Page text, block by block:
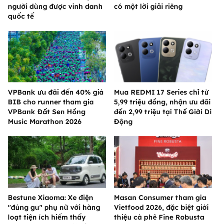
người dùng được vinh danh
quốc tế
có một lời giải riêng
VPBank ưu đãi đến 40% giá
BIB cho runner tham gia
VPBank Đất Sen Hồng
Music Marathon 2026
Mua REDMI 17 Series chỉ từ
5,99 triệu đồng, nhận ưu đãi
đến 2,99 triệu tại Thế Giới Di
Động
Bestune Xiaoma: Xe điện
"đúng gu" phụ nữ với hàng
loạt tiện ích hiếm thấy
Masan Consumer tham gia
Vietfood 2026, đặc biệt giới
thiệu cà phê Fine Robusta